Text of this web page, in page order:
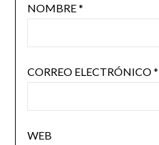
NOMBRE*
CORREO ELECTRÓNICO*
WEB